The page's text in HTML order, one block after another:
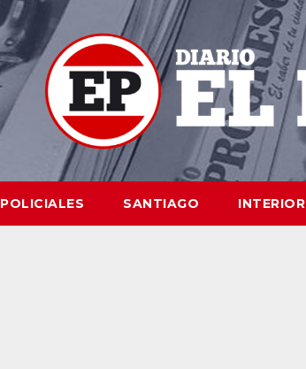
POLICIALES SANTIAGO INTERIOR